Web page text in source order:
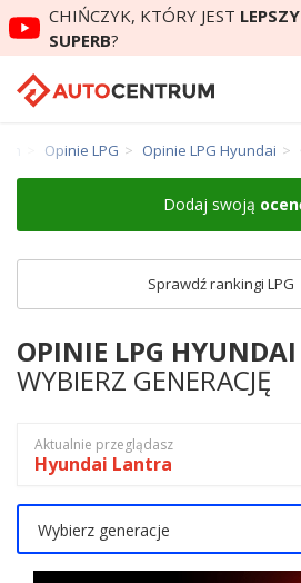
CHIŃCZYK, KTÓRY JEST
SUPERB?
Opinie LPG Opinie LPG Hyundai
Dodaj swoją
Sprawdź rankingi LPG
OPINIE LPG
WYBIERZ GENERACJĘ
Aktualnie przeglądasz
Hyundai Lantra
Wybierz generacje